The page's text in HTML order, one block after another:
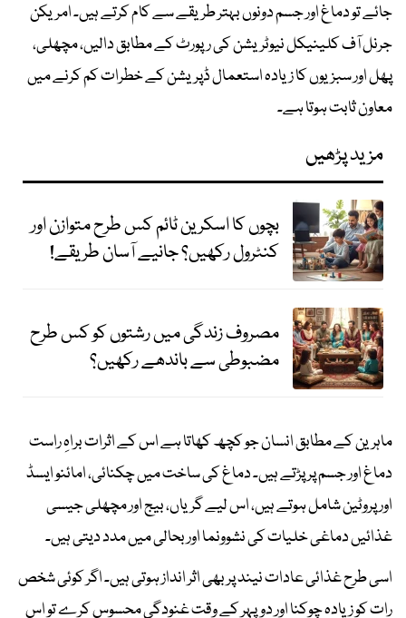
جائے تو دماغ اور جسم دونوں بہتر طریقے سے کام کرتے ہیں۔ امریکن
جرنل آف کلینیکل نیوٹریشن کی رپورٹ کے مطابق دالیں، مچھلی،
پھل اور سبزیوں کا زیادہ استعمال ڈپریشن کے خطرات کم کرنے میں
معاون ثابت ہوتا ہے۔
مزید پڑھیں
بچوں کا اسکرین ٹائم کس طرح متوازن اور
کنٹرول رکھیں؟ جانیے آسان طریقے!
مصروف زندگی میں رشتوں کو کس طرح
مضبوطی سے باندھے رکھیں؟
ماہرین کے مطابق انسان جو کچھ کھاتا ہے اس کے اثرات براہِ راست
دماغ اور جسم پر پڑتے ہیں۔ دماغ کی ساخت میں چکنائی، امائنو ایسڈ
اور پروٹین شامل ہوتے ہیں، اس لیے گریاں، بیج اور مچھلی جیسی
غذائیں دماغی خلیات کی نشوونما اور بحالی میں مدد دیتی ہیں۔
اسی طرح غذائی عادات نیند پر بھی اثر انداز ہوتی ہیں۔ اگر کوئی شخص
رات کو زیادہ چوکنا اور دوپہر کے وقت غنودگی محسوس کرے تو اس